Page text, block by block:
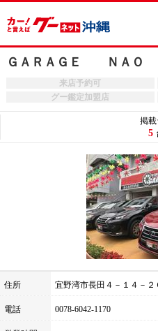
ＧＡＲＡＧＥ ＮＡＯ
来店予約可
グー鑑定加盟店
住所 宜野湾市長田４－１４－２
電話 0078-6042-1170
掲
5